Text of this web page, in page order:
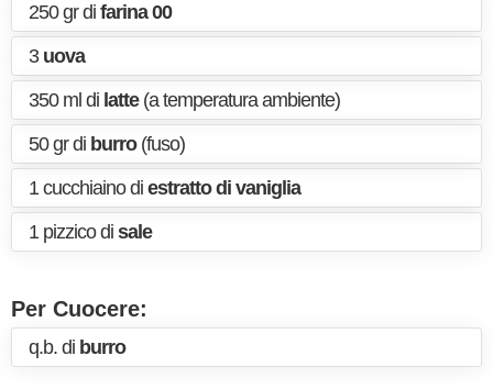
250 gr di farina 00
3 uova
350 ml di latte(a temperatura ambiente)
50 gr di burro(fuso)
1 cucchiaino di estratto di vaniglia
1 pizzico di sale
Per Cuocere:
q.b. di burro